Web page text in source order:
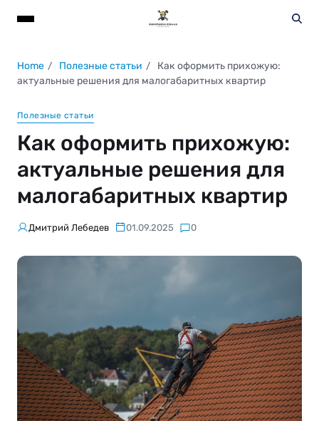
Home Полезные статьи
Как оформить прихожую:
актуальные решения для малогабаритных квартир
Полезные статьи
Как оформить прихожую:
актуальные решения для
малогабаритных квартир
Дмитрий Лебедев 01.09.2025 0